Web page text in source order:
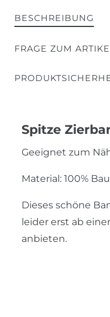
BESCHREIBUNG
FRAGE ZUM
Spitze
Geeignet zum
Material: 100%
Dieses schöne
leider erst ab
anbieten.